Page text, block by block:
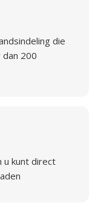
die
200
u kunt direct